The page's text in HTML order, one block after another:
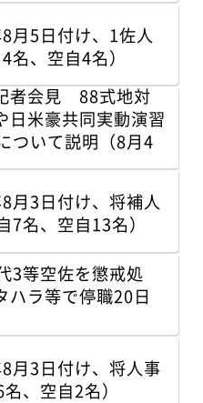
5日付け、1佐人
、空自4名）
者会見 88式地対
日米豪共同実動演習
ついて説明（8月4
3日付け、将補人
7名、空自13名）
3等空佐を懲戒処
ラ等で停職20日
3日付け、将人事
、空自2名）